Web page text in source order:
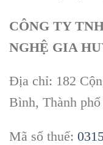
CÔNG TY
NGHỆ GIA
Địa chỉ: 182
Bình, Thành
Mã số thuế: